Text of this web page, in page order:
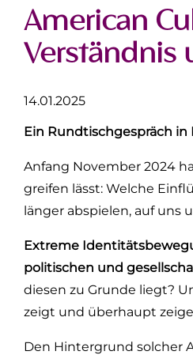
American
Verständnis
14.01.2025
Ein Rundtischgespräch
Anfang November 2024
greifen lässt: Welche
länger abspielen, auf uns
Extreme
politischen und
diesen zu Grunde liegt?
zeigt und überhaupt
Den Hintergrund solcher